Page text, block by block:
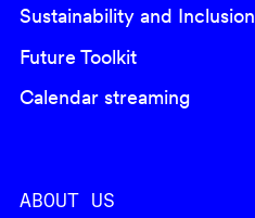
Sustainability and Inclusion
Future Toolkit
Calendar streaming
ABOUT US